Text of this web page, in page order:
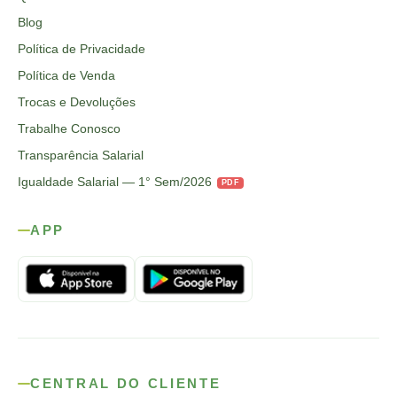
Blog
Política de Privacidade
Política de Venda
Trocas e Devoluções
Trabalhe Conosco
Transparência Salarial
Igualdade Salarial — 1° Sem/2026
PDF
APP
CENTRAL DO CLIENTE